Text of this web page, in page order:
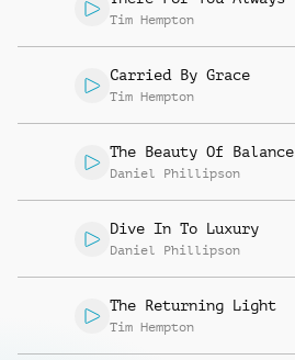
Tim Hempton
Carried By Grace
Tim Hempton
The Beauty Of Balance
Daniel Phillipson
Dive In To Luxury
Daniel Phillipson
The Returning Light
Tim Hempton